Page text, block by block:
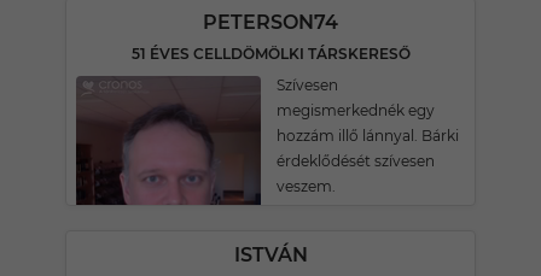
PETERSON74
51 ÉVES CELLDÖMÖLKI TÁRSKERESŐ
Szívesen
megismerkednék egy
hozzám illő lánnyal. Bárki
érdeklődését szívesen
veszem.
ISTVÁN